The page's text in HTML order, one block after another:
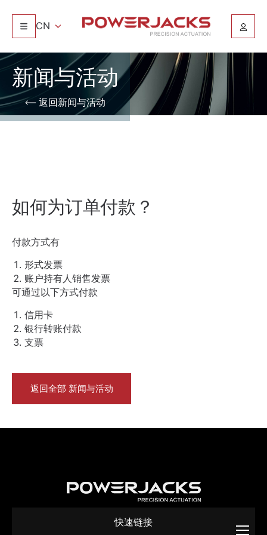
CN
新闻与活动
返回新闻与活动
如何为订单付款？
付款方式有
形式发票
账户持有人销售发票
可通过以下方式付款
信用卡
银行转账付款
支票
返回全部 新闻与活动
快速链接